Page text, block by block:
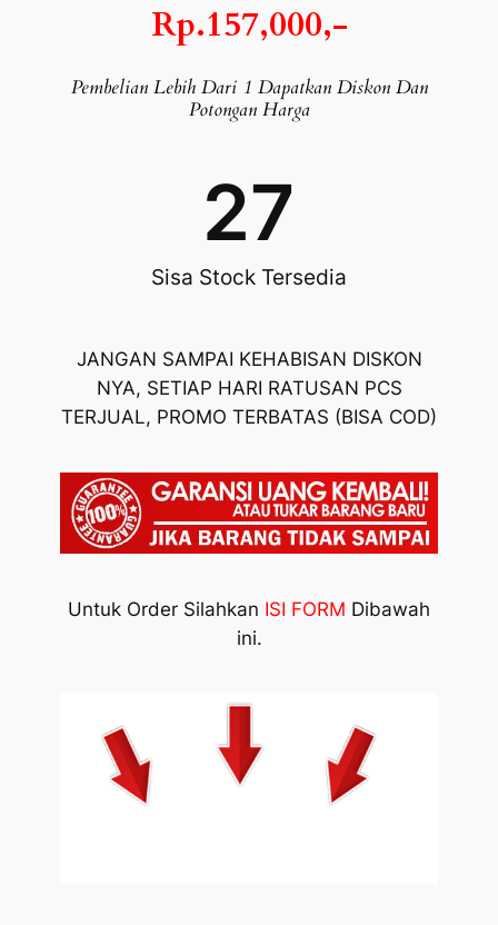
Rp.157,000,-
Pembelian Lebih Dari 1 Dapatkan Diskon Dan
Potongan Harga
Sisa Stock Tersedia
27
JANGAN SAMPAI KEHABISAN DISKON
NYA, SETIAP HARI RATUSAN PCS
TERJUAL, PROMO TERBATAS (BISA COD)
Untuk Order Silahkan ISI FORM Dibawah
ini.